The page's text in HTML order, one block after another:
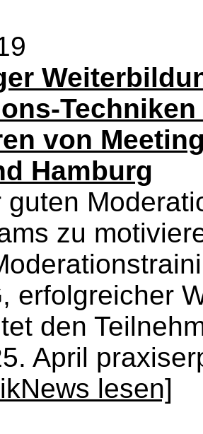
von
Hamburg
guten
zu
erfolgreicher
den
April
lesen]